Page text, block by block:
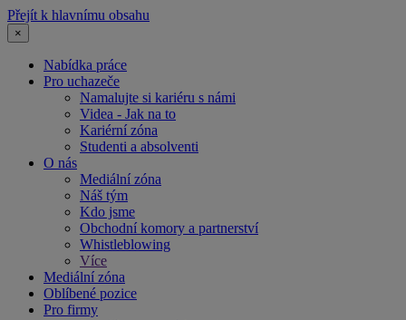
Přejít k hlavnímu obsahu
×
Nabídka práce
Pro uchazeče
Namalujte si kariéru s námi
Videa - Jak na to
Kariérní zóna
Studenti a absolventi
O nás
Mediální zóna
Náš tým
Kdo jsme
Obchodní komory a partnerství
Whistleblowing
Více
Mediální zóna
Oblíbené pozice
Pro firmy